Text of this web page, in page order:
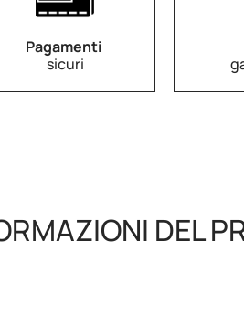
Pagamenti
sicuri
DEL